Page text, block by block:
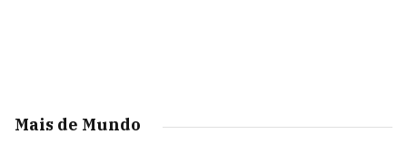
Mais de Mundo